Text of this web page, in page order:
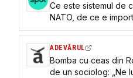
Ce este sistemul de
NATO, de ce e
extinderea lui către
ADEVĂRUL
Bomba cu ceas din
de un sociolog: „Ne